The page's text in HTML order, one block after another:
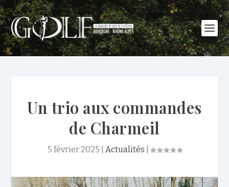
Un trio aux commandes
de Charmeil
5 février 2025 Actualités